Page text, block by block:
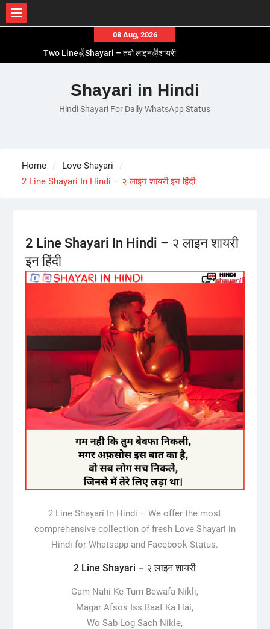
content
08 Aug, 2026
Two Line✌️Shayari – तवो लाइन✌️शायरी
Romantic Love😽Status – रोमांटिक लव😽स्टेटस
Love🥳Poetry In Hindi – लव🥳पोएट्री इन हिंदी
1 Line☝️Shayari In Hindi – १ लाइन☝️शायरी इन हिंदी
Shayari in Hindi
Hindi Shayari For Daily WhatsApp Status
Home
Love Shayari
2 Line Shayari In Hindi – २ लाइन शायरी इन हिंदी
2 Line Shayari In Hindi – २ लाइन शायरी
इन हिंदी
2 Line Shayari In Hindi – We offer the most
comprehensive collection of fresh Love Shayari in
Hindi for Whatsapp and Facebook Status.
2 Line Shayari – २ लाइन शायरी
Gam Nahi Ke Tum Bewafa Nikli,
Magar Afsos Iss Baat Ka Hai,
Wo Sab Log Sach Nikle,